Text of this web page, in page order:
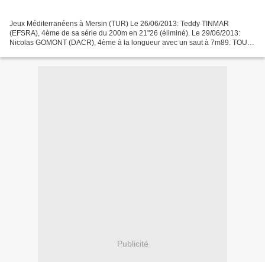
Jeux Méditerranéens à Mersin (TUR) Le 26/06/2013: Teddy TINMAR
(EFSRA), 4ème de sa série du 200m en 21"26 (éliminé). Le 29/06/2013:
Nicolas GOMONT (DACR), 4ème à la longueur avec un saut à 7m89. TOUS
Publicité